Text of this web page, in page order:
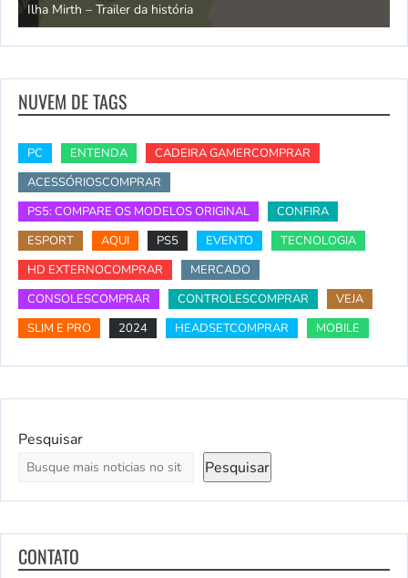
Ilha Mirth – Trailer da história
NUVEM DE TAGS
PC ENTENDA
CADEIRA GAMERCOMPRAR
ACESSÓRIOSCOMPRAR
PS5: COMPARE OS MODELOS ORIGINAL
CONFIRA
ESPORT
AQUI PS5 EVENTO
TECNOLOGIA
HD EXTERNOCOMPRAR
MERCADO
CONSOLESCOMPRAR
CONTROLESCOMPRAR
VEJA
SLIM E PRO
2024 HEADSETCOMPRAR MOBILE
Pesquisar
Pesquisar
CONTATO